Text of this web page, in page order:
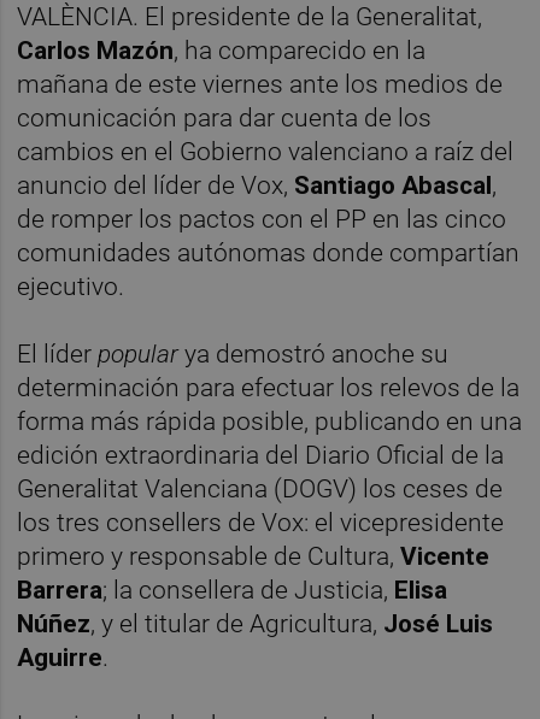
VALÈNCIA. El presidente de la Generalitat,
Carlos Mazón, ha comparecido en la
mañana de este viernes ante los medios de
comunicación para dar cuenta de los
cambios en el Gobierno valenciano a raíz del
anuncio del líder de Vox, Santiago Abascal,
de romper los pactos con el PP en las cinco
comunidades autónomas donde compartían
ejecutivo.
El líderpopularya demostró anoche su
determinación para efectuar los relevos de la
forma más rápida posible, publicando en una
edición extraordinaria del Diario Oficial de la
Generalitat Valenciana (DOGV) los ceses de
los tres consellers de Vox: el vicepresidente
primero y responsable de Cultura, Vicente
Barrera; la consellera de Justicia, Elisa
Núñez, y el titular de Agricultura, José Luis
Aguirre.